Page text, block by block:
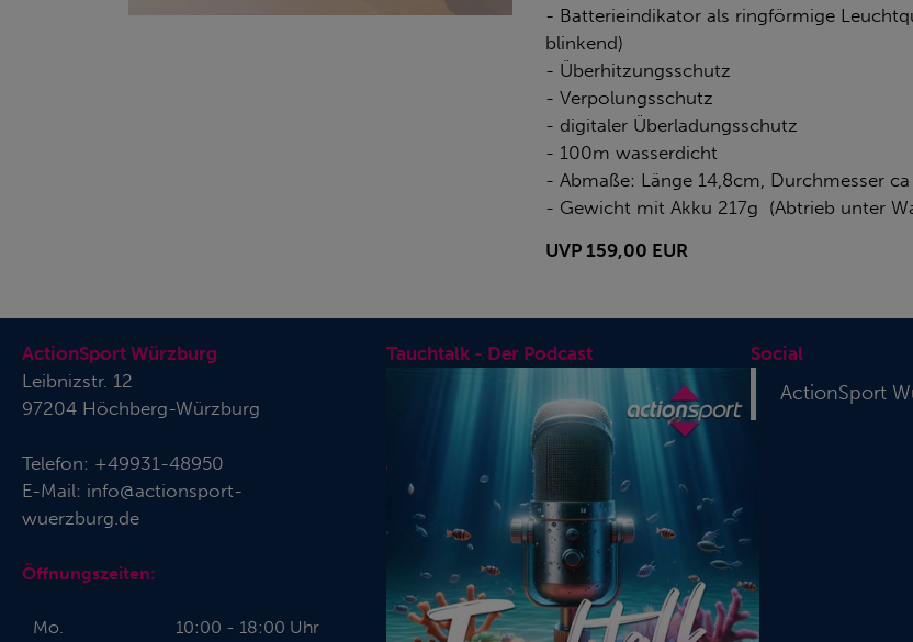
- Batterieindikator als ringförmige
blinkend)
- Überhitzungsschutz
- Verpolungsschutz
- digitaler Überladungsschutz
- 100m wasserdicht
- Abmaße: Länge 14,8cm, Durchmesser
- Gewicht mit Akku 217g (Abtrieb unter
UVP 159,00 EUR
ActionSport Würzburg
Leibnizstr. 12
97204 Höchberg-Würzburg
Telefon: +49931-48950
E-Mail: info@actionsport-
wuerzburg.de
Öffnungszeiten:
Mo. 10:00 - 18:00 Uhr
Tauchtalk - Der Podcast Social
ActionSport